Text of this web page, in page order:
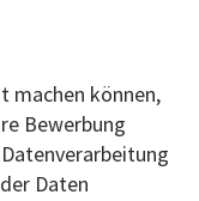
machen können,
Bewerbung
Daten